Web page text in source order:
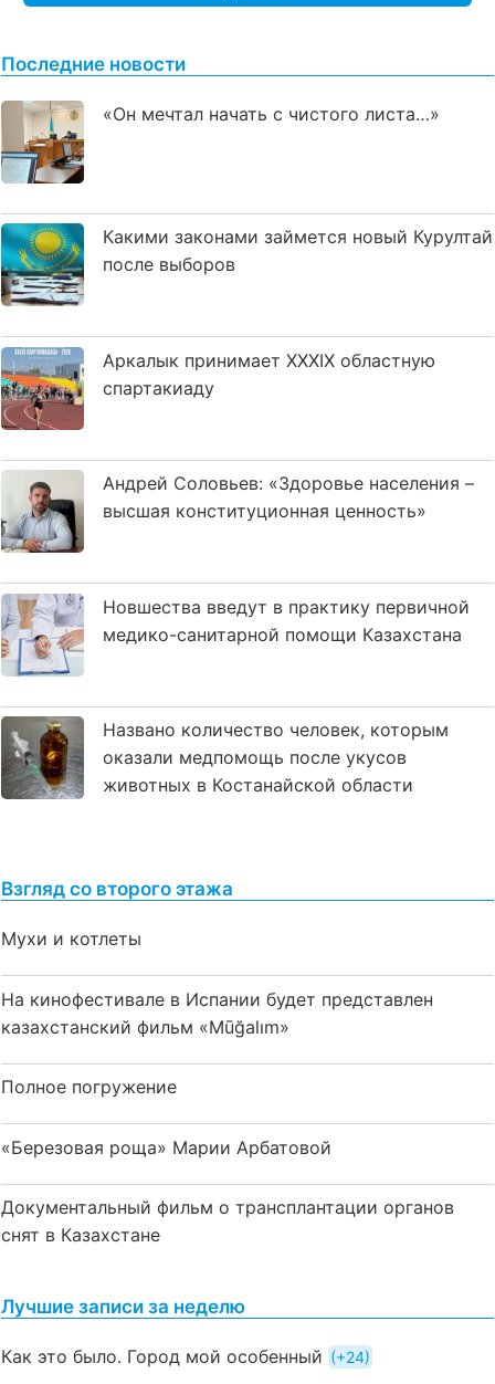
Последние новости
«Он мечтал начать с чистого листа…»
Какими законами займется новый Курултай
после выборов
Аркалык принимает XXXIX областную
спартакиаду
Андрей Соловьев: «Здоровье населения –
высшая конституционная ценность»
Новшества введут в практику первичной
медико-санитарной помощи Казахстана
Названо количество человек, которым
оказали медпомощь после укусов
животных в Костанайской области
Взгляд со второго этажа
Мухи и котлеты
На кинофестивале в Испании будет представлен
казахстанский фильм «Mūğalım»
Полное погружение
«Березовая роща» Марии Арбатовой
Документальный фильм о трансплантации органов
снят в Казахстане
Лучшие записи за неделю
Как это было. Город мой особенный +24